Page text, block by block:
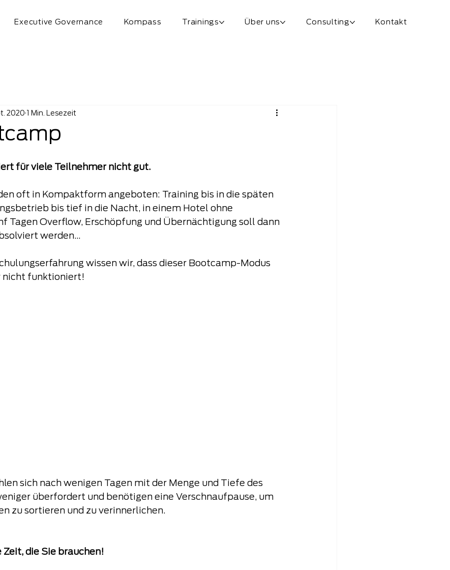
Executive Governance Kompass Trainings Über uns Consulting Kontakt
2020 1 Min. Lesezeit
für viele Teilnehmer nicht gut.
oft in Kompaktform angeboten: Training bis in die späten
bis tief in die Nacht, in einem Hotel ohne
Tagen Overflow, Erschöpfung und Übernächtigung soll dann
werden...
wissen wir, dass dieser Bootcamp-Modus
nicht funktioniert!
sich nach wenigen Tagen mit der Menge und Tiefe des
überfordert und benötigen eine Verschnaufpause, um
zu sortieren und zu verinnerlichen.
Zeit, die Sie brauchen!